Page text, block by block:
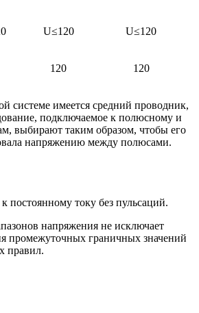
U≤120 U≤120
120 120
системе имеется средний проводник,
подключаемое к полюсному и
выбирают таким образом, чтобы его
напряжению между полюсами.
постоянному току без пульсаций.
напряжения не исключает
промежуточных граничных значений
правил.